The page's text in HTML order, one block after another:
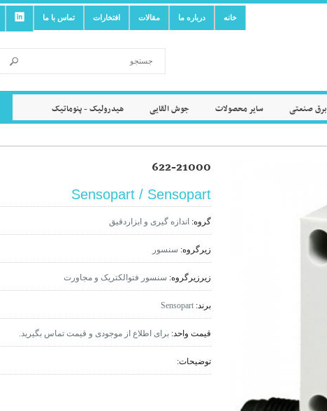
تماس با ما افتخارات مقالات درباره ما خانه
برق صنعتی سایر محصولات جوش القایی هیدرولیک - پنوماتیک
622-21000
Sensopart / Sensopart
گروه: اندازه گیری و ابزاردقیق
زیرگروه: سنسور
زیرزیرگروه: سنسور فتوالکتریک و مجاورت
برند: Sensopart
قیمت واحد: برای اطلاع از موجودی و قیمت تماس بگیرید.
توضیحات: